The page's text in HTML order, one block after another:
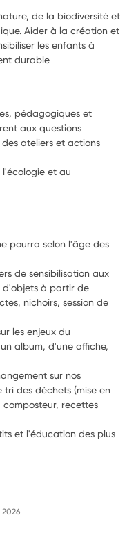
de la biodiversité et
Aider à la création et
les enfants à
durable
pédagogiques et
aux questions
ateliers et actions
l'écologie et au
pourra selon l'âge des
de sensibilisation aux
d'objets à partir de
nichoirs, session de
les enjeux du
album, d'une affiche,
sur nos
des déchets (mise en
recettes
et l'éducation des plus